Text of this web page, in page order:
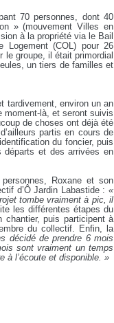
70 personnes, dont 40
» (mouvement Villes en
à la propriété via le Bail
Logement (COL) pour 26
le groupe, il était primordial
un tiers de familles et
tardivement, environ un an
là, et seront suivis
de choses ont déjà été
partis en cours de
du foncier, puis
départs et des arrivées en
Roxane et son
d’Ô Jardin Labastide : «
tombe vraiment à pic, il
les différentes étapes du
chantier, puis participent à
du collectif. Enfin, la
décidé de prendre 6 mois
sont vraiment un temps
à l’écoute et disponible. »